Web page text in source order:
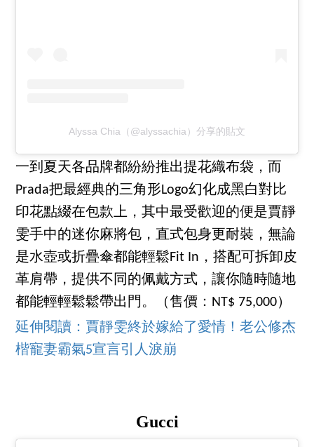
Alyssa Chia（@alyssachia）分享的貼文
一到夏天各品牌都紛紛推出提花織布袋，而
Prada把最經典的三角形Logo幻化成黑白對比
印花點綴在包款上，其中最受歡迎的便是賈靜
雯手中的迷你麻將包，直式包身更耐裝，無論
是水壺或折疊傘都能輕鬆Fit In，搭配可拆卸皮
革肩帶，提供不同的佩戴方式，讓你隨時隨地
都能輕輕鬆鬆帶出門。（售價：NT$ 75,000）
延伸閱讀： 賈靜雯終於嫁給了愛情！老公修杰
楷寵妻霸氣5宣言引人淚崩
Gucci